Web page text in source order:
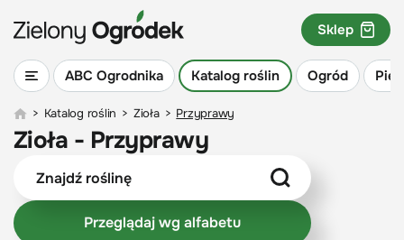
ABC Ogrodnika Katalog roślin Ogród
Sklep
> Katalog roślin > Zioła > Przyprawy
Zioła - Przyprawy
Przeglądaj wg alfabetu